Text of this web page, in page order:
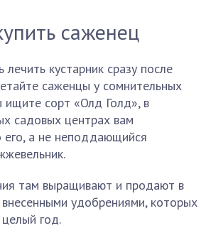
саженец
кустарник сразу после
саженцы у сомнительных
ищите сорт «Олд Голд», в
садовых центрах вам
а не неподдающийся
там выращивают и продают в
удобрениями, которых
год.